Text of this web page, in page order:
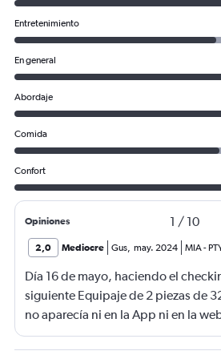
Entretenimiento
En general
Abordaje
Comida
Confort
Opiniones 1 / 10
2,0 Mediocre Gus, may. 2024 MIA-
Día 16 de mayo, haciendo el
siguiente Equipaje de 2 piezas de
no aparecía ni en la App ni en la
hacemos la verificación el día
vuelta Llamamos por teléfono